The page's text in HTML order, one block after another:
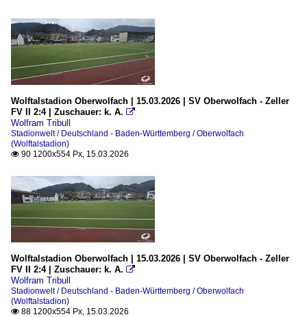
Wolftalstadion Oberwolfach | 15.03.2026 | SV Oberwolfach - Zeller
FV II 2:4 | Zuschauer: k. A. 
Wolfram Tribull
Stadionwelt / Deutschland - Baden-Württemberg / Oberwolfach
(Wolftalstadion)
 90 1200x554 Px, 15.03.2026
Wolftalstadion Oberwolfach | 15.03.2026 | SV Oberwolfach - Zeller
FV II 2:4 | Zuschauer: k. A. 
Wolfram Tribull
Stadionwelt / Deutschland - Baden-Württemberg / Oberwolfach
(Wolftalstadion)
 88 1200x554 Px, 15.03.2026